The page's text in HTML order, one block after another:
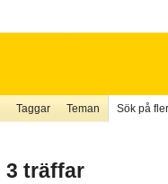
Taggar Teman Sök på
3 träffar